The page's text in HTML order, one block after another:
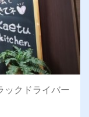
ックドライバー